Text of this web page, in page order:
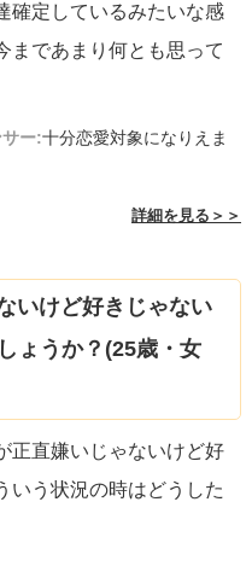
確定しているみたいな感
まであまり何とも思って
ー:十分恋愛対象になりえま
詳細を見る＞＞
いけど好きじゃない
ょうか？(25歳・女
正直嫌いじゃないけど好
いう状況の時はどうした